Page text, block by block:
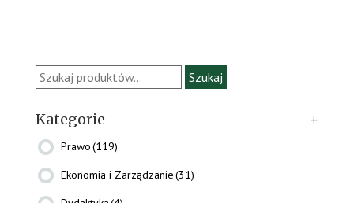
Szukaj: Szukaj
Kategorie +
Prawo(119)
Ekonomia i Zarządzanie(31)